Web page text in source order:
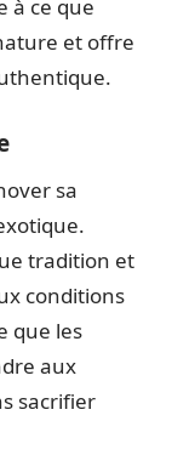
à ce que
et offre
sa
tradition et
conditions
que les
aux
sacrifier